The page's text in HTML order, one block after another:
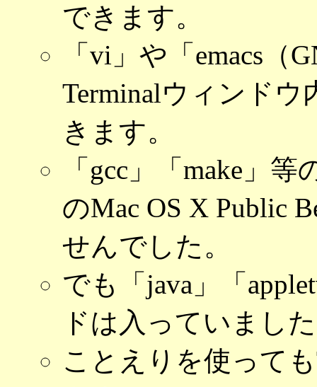
できます。
「vi」や「emacs（
Terminalウィンド
きます。
「gcc」「make」
のMac OS X Public
せんでした。
でも「java」「
ドは入っていまし
ことえりを使って